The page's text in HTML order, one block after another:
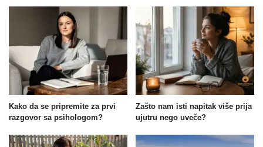
Kako da se pripremite za prvi
razgovor sa psihologom?
Zašto nam isti napitak više prija
ujutru nego uveče?